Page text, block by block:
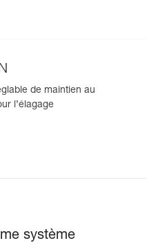
de maintien au
l’élagage
système